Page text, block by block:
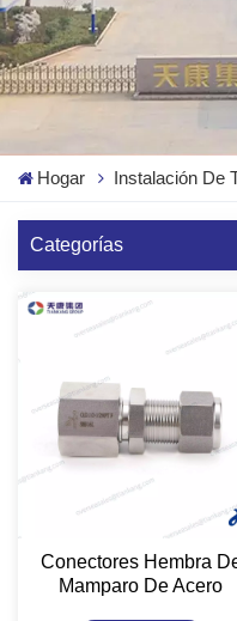
Hogar Instalación De
Categorías
Conectores Hembra
Mamparo De Acero